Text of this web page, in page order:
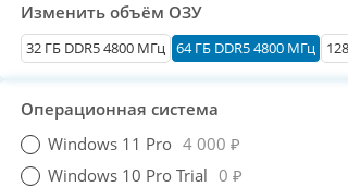
Изменить объём ОЗУ
32 ГБ DDR5 4800 МГц 64 ГБ DDR5 4800 МГц
Операционная система
Windows 11 Pro 4 000 ₽
Windows 10 Pro Trial 0 ₽